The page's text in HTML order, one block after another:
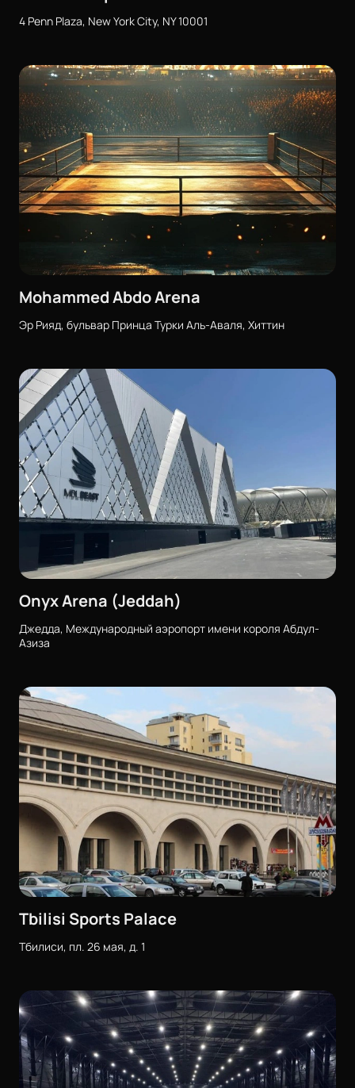
4 Penn Plaza, New York City, NY 10001
Mohammed Abdo Arena
Эр Рияд, бульвар Принца Турки Аль-Аваля, Хиттин
Onyx Arena (Jeddah)
Джедда, Международный аэропорт имени короля Абдул-
Азиза
Tbilisi Sports Palace
Тбилиси, пл. 26 мая, д. 1